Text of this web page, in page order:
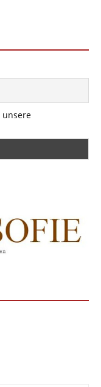
unsere